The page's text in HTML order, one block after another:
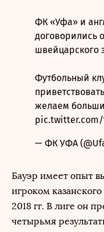
ФК «Уфа» и
договорились
швейцарского
Футбольный
желаем
pic.twitter.com/
— ФК УФА
Бауэр имеет опыт
игроком
2018 гг. В лиге он
четырьмя